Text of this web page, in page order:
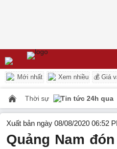
Mới nhất Xem nhiều 💰 Giá
Thời sự Tin tức 24h qua
Xuất bản ngày 08/08/2020 06:52
Quảng Nam